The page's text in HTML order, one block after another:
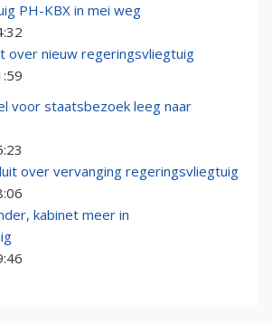
PH-KBX in mei weg
over nieuw regeringsvliegtuig
voor staatsbezoek leeg naar
over vervanging regeringsvliegtuig
kabinet meer in